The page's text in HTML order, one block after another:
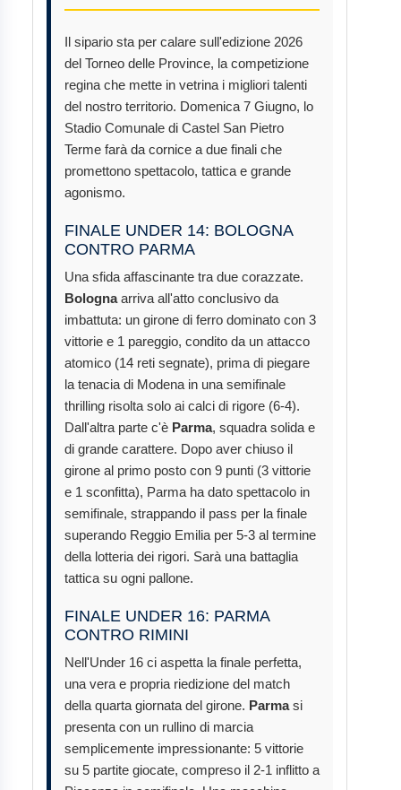
Il sipario sta per calare sull'edizione 2026
del Torneo delle Province, la competizione
regina che mette in vetrina i migliori talenti
del nostro territorio. Domenica 7 Giugno, lo
Stadio Comunale di Castel San Pietro
Terme farà da cornice a due finali che
promettono spettacolo, tattica e grande
agonismo.
FINALE UNDER 14: BOLOGNA
CONTRO PARMA
Una sfida affascinante tra due corazzate.
Bolognaarriva all'atto conclusivo da
imbattuta: un girone di ferro dominato con 3
vittorie e 1 pareggio, condito da un attacco
atomico (14 reti segnate), prima di piegare
la tenacia di Modena in una semifinale
thrilling risolta solo ai calci di rigore (6-4).
Dall'altra parte c'è Parma, squadra solida e
di grande carattere. Dopo aver chiuso il
girone al primo posto con 9 punti (3 vittorie
e 1 sconfitta), Parma ha dato spettacolo in
semifinale, strappando il pass per la finale
superando Reggio Emilia per 5-3 al termine
della lotteria dei rigori. Sarà una battaglia
tattica su ogni pallone.
FINALE UNDER 16: PARMA
CONTRO RIMINI
Nell'Under 16 ci aspetta la finale perfetta,
una vera e propria riedizione del match
della quarta giornata del girone. Parmasi
presenta con un rullino di marcia
semplicemente impressionante: 5 vittorie
su 5 partite giocate, compreso il 2-1 inflitto a